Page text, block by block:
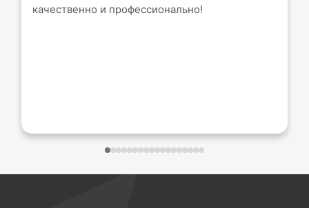
качественно и профессионально!